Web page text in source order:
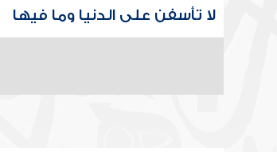
لا تأسفن على الدنيا وما فيها